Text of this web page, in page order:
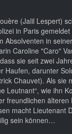
(Jalil Lespert)
in Paris
Absolventen in
Caroline "Caro"
sie seit zwei
Haufen, darunter
Chauvet). Als
Leutnant“, wie ihn
freundlichen
macht
sein können…